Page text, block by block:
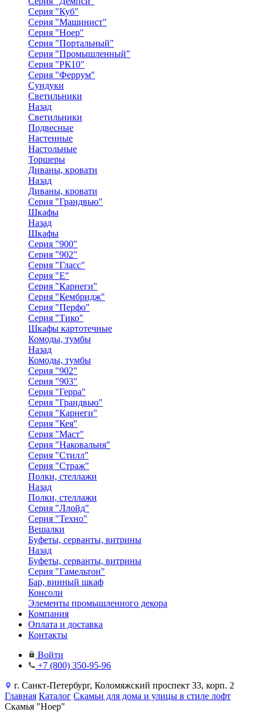
Серия "Куб"
Серия "Машинист"
Серия "Ноер"
Серия "Портальный"
Серия "Промышленный"
Серия "РК10"
Серия "Феррум"
Сундуки
Светильники
Назад
Светильники
Подвесные
Настенные
Настольные
Торшеры
Диваны, кровати
Назад
Диваны, кровати
Серия "Грандвью"
Шкафы
Назад
Шкафы
Серия "900"
Серия "902"
Серия "Гласс"
Серия "Е"
Серия "Карнеги"
Серия "Кембридж"
Серия "Перфо"
Серия "Тико"
Шкафы картотечные
Комоды, тумбы
Назад
Комоды, тумбы
Серия "902"
Серия "903"
Серия "Герра"
Серия "Грандвью"
Серия "Карнеги"
Серия "Кея"
Серия "Маст"
Серия "Наковальня"
Серия "Стилл"
Серия "Страж"
Полки, стеллажи
Назад
Полки, стеллажи
Серия "Ллойд"
Серия "Техно"
Вешалки
Буфеты, серванты, витрины
Назад
Буфеты, серванты, витрины
Серия "Гамельтон"
Бар, винный шкаф
Консоли
Элементы промышленного декора
Компания
Оплата и доставка
Контакты
Войти
+7 (800) 350-95-96
г. Санкт-Петербург, Коломяжский проспект 33, корп. 2
Главная Каталог Скамьи для дома и улицы в стиле лофт
Скамья "Ноер"